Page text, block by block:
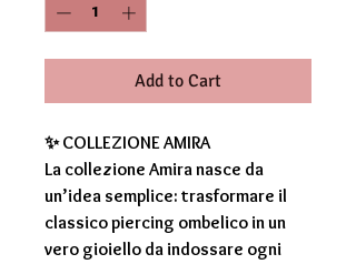
Add to Cart
✨COLLEZIONE AMIRA
La collezione Amiranasce da
un’idea semplice: trasformare il
classicopiercing ombelico in un
vero gioiello da indossare ogni